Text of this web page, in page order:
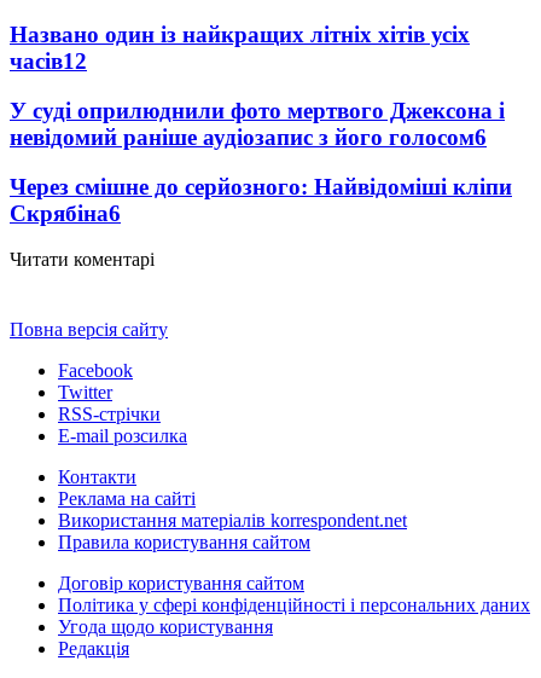
Названо один із найкращих літніх хітів усіх
часів12
У суді оприлюднили фото мертвого Джексона і
невідомий раніше аудіозапис з його голосом6
Через смішне до серйозного: Найвідоміші кліпи
Скрябіна6
Читати коментарі
Повна версія сайту
Facebook
Twitter
RSS-стрічки
E-mail розсилка
Контакти
Реклама на сайті
Використання матеріалів korrespondent.net
Правила користування сайтом
Договір користування сайтом
Політика у сфері конфіденційності і персональних даних
Угода щодо користування
Редакція